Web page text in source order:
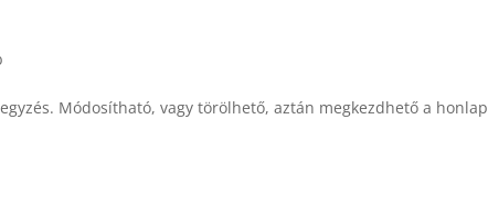
Módosítható, vagy törölhető, aztán megkezdhető a honlap